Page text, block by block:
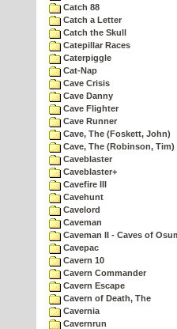
Catch 88
Catch a Letter
Catch the Skull
Catepillar Races
Caterpiggle
Cat-Nap
Cave Crisis
Cave Danny
Cave Flighter
Cave Runner
Cave, The (Foskett, John)
Cave, The (Robinson, Tim)
Caveblaster
Caveblaster+
Cavefire III
Cavehunt
Cavelord
Caveman
Caveman II - Caves of
Cavepac
Cavern 10
Cavern Commander
Cavern Escape
Cavern of Death, The
Cavernia
Cavernrun